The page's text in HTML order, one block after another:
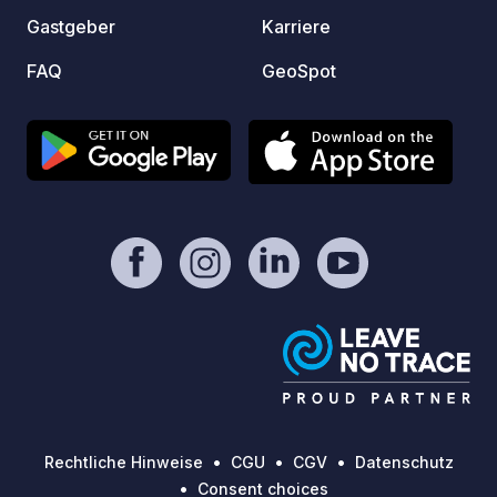
Gastgeber
FAQ
Karriere
GeoSpot
Rechtliche Hinweise CGU CGV
Datenschutz
Consent choices